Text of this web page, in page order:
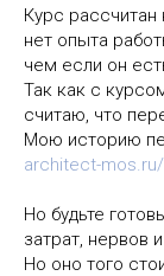
Курс рассчитан
нет опыта
чем если он
Так как с
считаю, что
Мою историю
architect-
Но будьте
затрат, нервов
Но оно того